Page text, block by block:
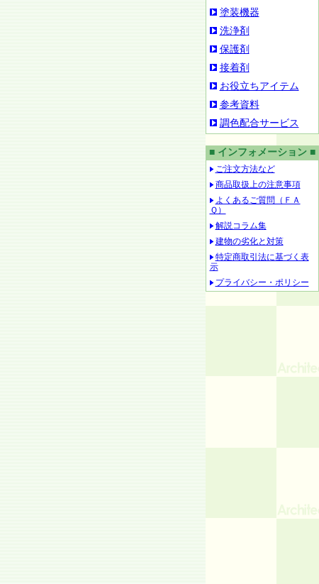
塗装機器
洗浄剤
保護剤
接着剤
お役立ちアイテム
参考資料
調色配合サービス
■ インフォメーション ■
ご注文方法など
商品取扱上の注意事項
よくあるご質問（ＦＡ
Ｑ）
解説コラム集
建物の劣化と対策
特定商取引法に基づく表
示
プライバシー・ポリシー